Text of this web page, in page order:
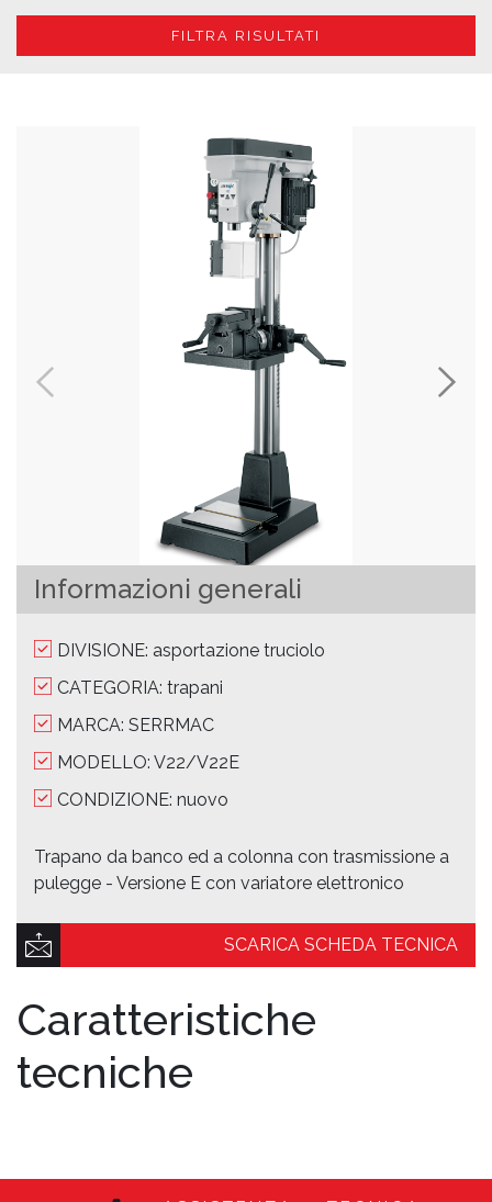
FILTRA RISULTATI
Informazioni generali
DIVISIONE: asportazione truciolo
CATEGORIA: trapani
MARCA: SERRMAC
MODELLO: V22/V22E
CONDIZIONE: nuovo
Trapano da banco ed a colonna con trasmissione a
pulegge - Versione E con variatore elettronico
SCARICA SCHEDA TECNICA
Caratteristiche
tecniche